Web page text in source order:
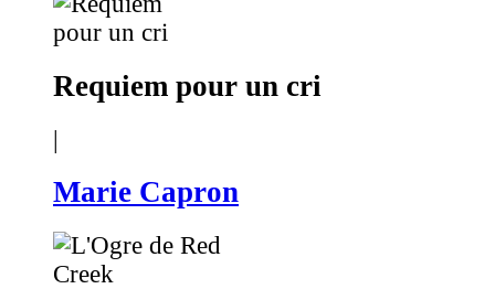
Requiem pour un cri
|
Marie Capron